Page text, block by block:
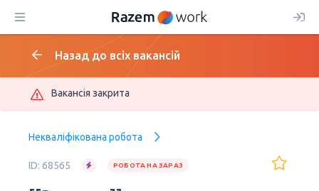
Назад до всіх вакансій
Вакансія закрита
Некваліфікована робота
ID: 68565 РОБОТА НА ЗАРАЗ